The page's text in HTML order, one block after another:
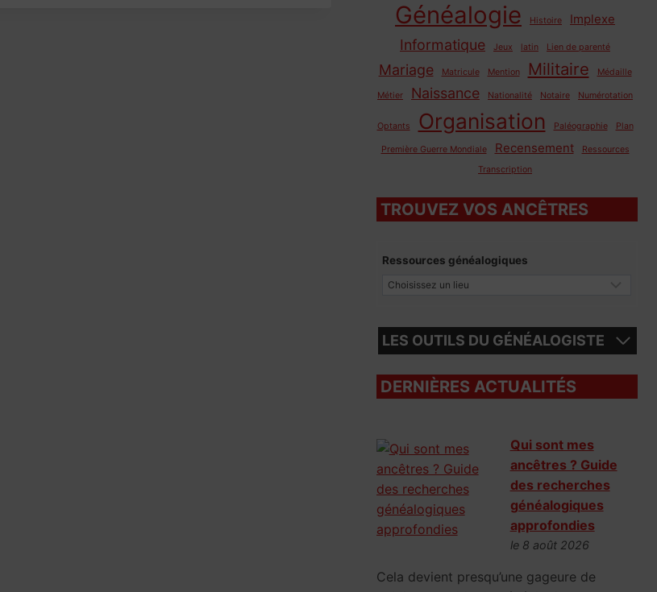
Généalogie Histoire Implexe
Informatique Jeux latin Lien de parenté
Mariage Matricule Mention Militaire Médaille
Métier Naissance Nationalité Notaire Numérotation
Optants Organisation Paléographie Plan
Première Guerre Mondiale Recensement
Ressources
Transcription
TROUVEZ VOS ANCÊTRES
Ressources généalogiques
LES OUTILS DU GÉNÉALOGISTE
DERNIÈRES ACTUALITÉS
Qui sont mes
ancêtres ? Guide
des recherches
généalogiques
approfondies
le 8 août 2026
Cela devient presqu’une gageure de